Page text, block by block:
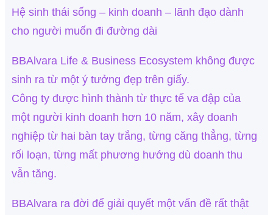
Hệ sinh thái sống – kinh doanh – lãnh đạo dành
cho người muốn đi đường dài
BBAlvara Life & Business Ecosystem không được
sinh ra từ một ý tưởng đẹp trên giấy.
Công ty được hình thành từ thực tế va đập của
một người kinh doanh hơn 10 năm, xây doanh
nghiệp từ hai bàn tay trắng, từng căng thẳng, từng
rối loạn, từng mất phương hướng dù doanh thu
vẫn tăng.
BBAlvara ra đời để giải quyết một vấn đề rất thật